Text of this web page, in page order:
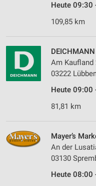
Heute 09:30
109,85 km
Am Kaufland
03222
Heute 09:00
81,81 km
Mayer’s
An der
03130
Heute 08:00